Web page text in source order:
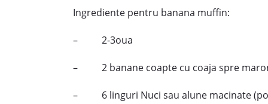
Ingrediente pentru banana muffin:
– 2-3oua
– 2 banane coapte cu coaja spre
– 6 linguri Nuci sau alune macinate